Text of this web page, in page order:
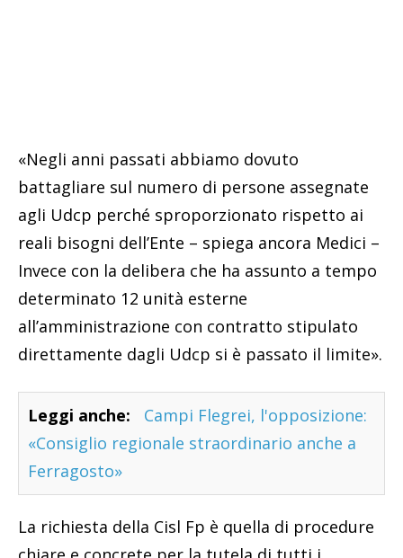
«Negli anni passati abbiamo dovuto
battagliare sul numero di persone assegnate
agli Udcp perché sproporzionato rispetto ai
reali bisogni dell’Ente – spiega ancora Medici –
Invece con la delibera che ha assunto a tempo
determinato 12 unità esterne
all’amministrazione con contratto stipulato
direttamente dagli Udcp si è passato il limite».
Leggi anche:
Campi Flegrei, l'opposizione:
«Consiglio regionale straordinario anche a
Ferragosto»
La richiesta della Cisl Fp è quella di procedure